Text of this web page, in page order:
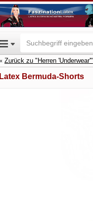
Zurück zu "Herren 'Underwear'"
Latex Bermuda-Shorts